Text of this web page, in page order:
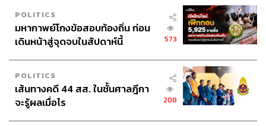
สยาม โดยมีรถไฟฟ้าสายสีทอง สถานีเจริญนคร เป็นจุดเชื่อม
ต่อ ซึ่งสามารถดึงดูดกลุ่มลูกค้าหลักทั้งพนักงานออฟฟิศ
เจ้าของธุรกิจ และประชาชนทั่วไป รวมถึงนักธุรกิจและท่อง
เที่ยวที่มาใช้บริการของทรู ไอคอน ฮอลล์ ไอคอนสยาม โดย
คาดว่าจะมีการหมุนเวียนของผู้เข้ามาใช้บริการโครงการ
ICS มากกว่าวันละ 40,000 คน
ภาพ: ICONSIAM
POLITICS
มหากาพย์โกงข้อสอบท้องถิ่น ก่อน
เดินหน้าสู่จุดจบในสัปดาห์นี้
573
POLITICS
เส้นทางคดี 44 สส. ในชั้นศาลฎีกา
จะรู้ผลเมื่อไร
208